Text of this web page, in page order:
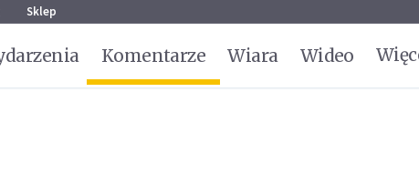
Sklep
Komentarze Wiara Wideo